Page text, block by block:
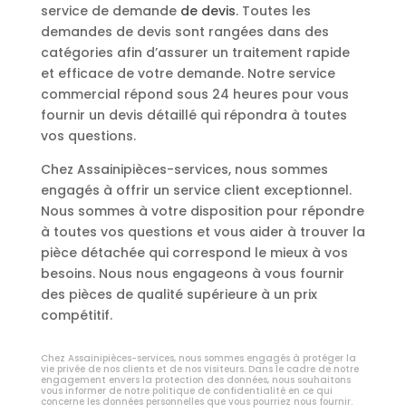
service de demande de devis. Toutes les
demandes de devis sont rangées dans des
catégories afin d’assurer un traitement rapide
et efficace de votre demande. Notre service
commercial répond sous 24 heures pour vous
fournir un devis détaillé qui répondra à toutes
vos questions.
Chez Assainipièces-services, nous sommes
engagés à offrir un service client exceptionnel.
Nous sommes à votre disposition pour répondre
à toutes vos questions et vous aider à trouver la
pièce détachée qui correspond le mieux à vos
besoins. Nous nous engageons à vous fournir
des pièces de qualité supérieure à un prix
compétitif.
Chez Assainipièces-services, nous sommes engagés à protéger la
vie privée de nos clients et de nos visiteurs. Dans le cadre de notre
engagement envers la protection des données, nous souhaitons
vous informer de notre politique de confidentialité en ce qui
concerne les données personnelles que vous pourriez nous fournir.